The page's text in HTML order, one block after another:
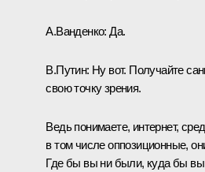
А.Ванденко: Да.
В.Путин: Ну вот. Получайте
свою точку зрения.
Ведь понимаете, интернет,
в том числе оппозиционные,
Где бы вы ни были, куда бы